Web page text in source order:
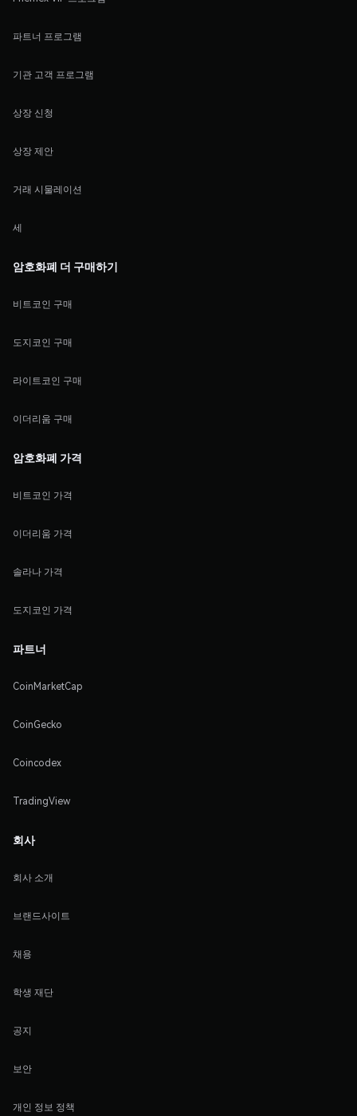
파트너 프로그램
기관 고객 프로그램
상장 신청
상장 제안
거래 시물레이션
세
암호화폐 더 구매하기
비트코인 구매
도지코인 구매
라이트코인 구매
이더리움 구매
암호화폐 가격
비트코인 가격
이더리움 가격
솔라나 가격
도지코인 가격
파트너
CoinMarketCap
CoinGecko
Coincodex
TradingView
회사
회사 소개
브랜드사이트
채용
학생 재단
공지
보안
개인 정보 정책